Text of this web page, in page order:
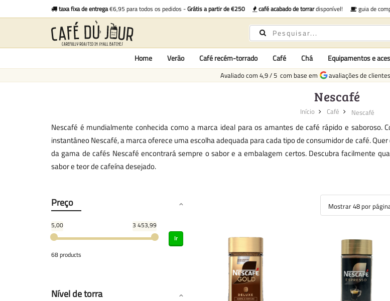
taxa fixa de entrega€6,95 para todos os pedidos -Grátis a partir de €250 café acabado de torrardisponível! guia de
Home Verão Café recém-torrado Café Chá Equipamentos e
Avaliado com 4,9/5 com base em avaliações de
Nescafé
Início Café Nescafé
Nescafé é mundialmente conhecida como a marca ideal para os amantes de café rápido e saboroso.
instantâneo Nescafé, a marca oferece uma escolha adequada para cada tipo de consumidor de café.
da gama de cafés Nescafé encontrará sempre o sabor e a embalagem certos. Descubra facilmente
sabor e teor de cafeína desejado.
Preço
5,00 3 453,99
Ir
68 products
Nível de torra